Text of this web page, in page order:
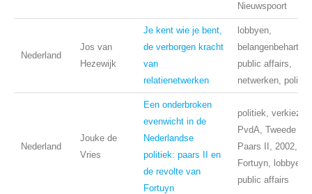
Nieuwspoort
Nederland
Jos van
Hezewijk
Je kent wie je bent,
de verborgen kracht
van
relatienetwerken
lobbyen,
public affairs,
netwerken, politiek
Nederland
Jouke de
Vries
Een onderbroken
evenwicht in de
Nederlandse
politiek: paars II en
de revolte van
Fortuyn
politiek,
PvdA, Tweede
Paars II, 2002,
Fortuyn, lobbyen,
public affairs